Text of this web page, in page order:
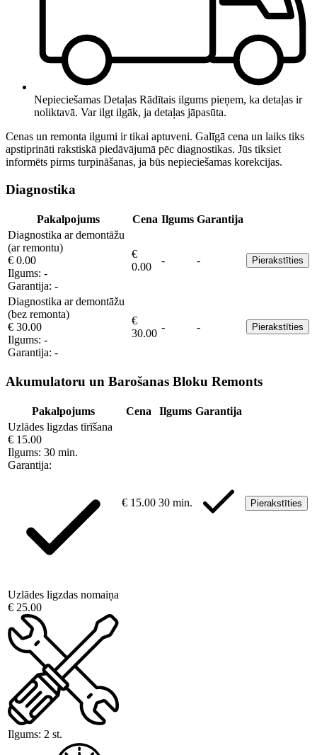
Nepieciešamas Detaļas Rādītais ilgums pieņem, ka detaļas ir
noliktavā. Var ilgt ilgāk, ja detaļas jāpasūta.
Cenas un remonta ilgumi ir tikai aptuveni. Galīgā cena un laiks tiks
apstiprināti rakstiskā piedāvājumā pēc diagnostikas. Jūs tiksiet
informēts pirms turpināšanas, ja būs nepieciešamas korekcijas.
Diagnostika
Pakalpojums Cena Ilgums Garantija
Diagnostika ar demontāžu
(ar remontu)
€ 0.00
Ilgums: -
Garantija: -
€
0.00
- - Pierakstīties
Diagnostika ar demontāžu
(bez remonta)
€ 30.00
Ilgums: -
Garantija: -
€
30.00
- - Pierakstīties
Akumulatoru un Barošanas Bloku Remonts
Pakalpojums Cena Ilgums Garantija
Uzlādes ligzdas tīrīšana
€ 15.00
Ilgums: 30 min.
Garantija:
€ 15.00 30 min. Pierakstīties
Uzlādes ligzdas nomaiņa
€ 25.00
Ilgums: 2 st.